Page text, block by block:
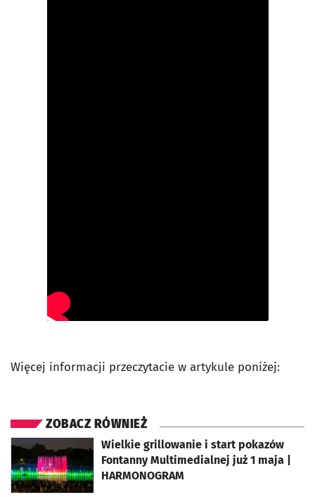
Więcej informacji przeczytacie w artykule poniżej:
ZOBACZ RÓWNIEŻ
Wielkie grillowanie i start pokazów
Fontanny Multimedialnej już 1 maja |
HARMONOGRAM
otworzy się w nowej karcie